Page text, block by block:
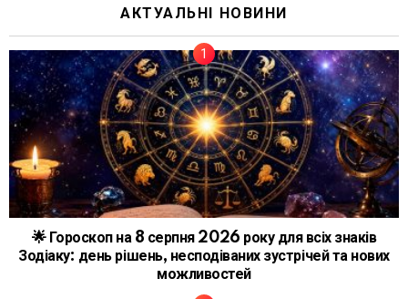
АКТУАЛЬНІ НОВИНИ
🌟 Гороскоп на 8 серпня 2026 року для всіх знаків
Зодіаку: день рішень, несподіваних зустрічей та нових
можливостей